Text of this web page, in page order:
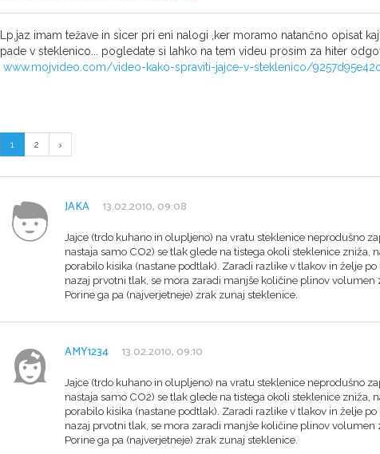
Lp,jaz imam težave in sicer pri eni nalogi ,ker moramo natančno opisat
pade v steklenico... pogledate si lahko na tem videu prosim za hiter
www.mojvideo.com/video-kako-spraviti-jajce-v-steklenico/
1 2
JAKA 13.02.2010, 09:08
Jajce (trdo kuhano in olupljeno) na vratu steklenice neprodušno
nastaja samo CO2) se tlak glede na tistega okoli steklenice zniža,
porabilo kisika (nastane podtlak). Zaradi razlike v tlakov in želje
nazaj prvotni tlak, se mora zaradi manjše količine plinov volumen
Porine ga pa (najverjetneje) zrak zunaj steklenice.
AMY1234 13.02.2010, 09:10
Jajce (trdo kuhano in olupljeno) na vratu steklenice neprodušno
nastaja samo CO2) se tlak glede na tistega okoli steklenice zniža,
porabilo kisika (nastane podtlak). Zaradi razlike v tlakov in želje
nazaj prvotni tlak, se mora zaradi manjše količine plinov volumen
Porine ga pa (najverjetneje) zrak zunaj steklenice.